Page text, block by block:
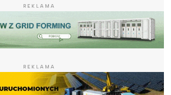
REKLAMA
REKLAMA